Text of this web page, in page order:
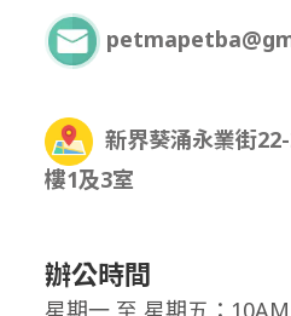
新界葵涌永業街
樓1及3室
辦公時間
星期一 至 星期五：